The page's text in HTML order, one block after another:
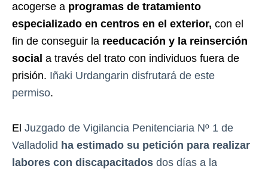
acogerse a programas de tratamiento
especializado en centros en el exterior, con el
fin de conseguir la reeducación y la reinserción
social a través del trato con individuos fuera de
prisión. Iñaki Urdangarin disfrutará de este
permiso.
El Juzgado de Vigilancia Penitenciaria Nº 1 de
Valladolid ha estimado su petición para realizar
labores con discapacitados dos días a la